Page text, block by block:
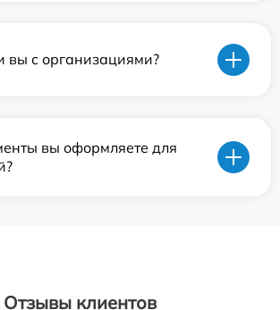
вы с организациями?
вы оформляете для
Отзывы клиентов